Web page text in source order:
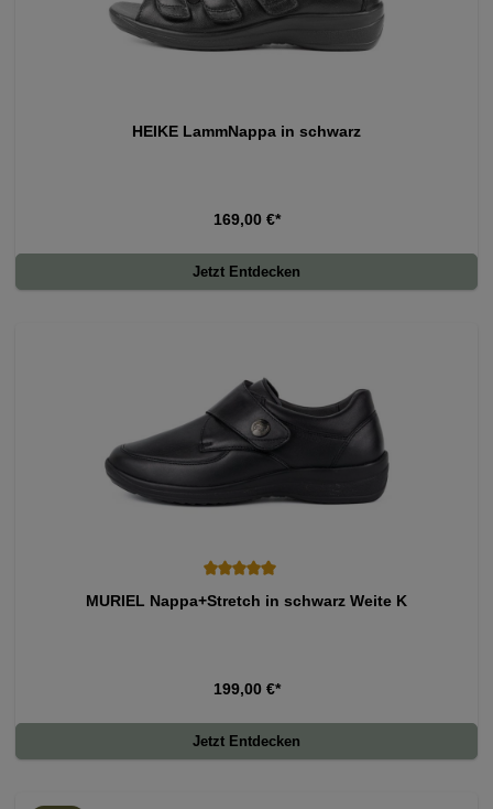
HEIKE LammNappa in schwarz
169,00 €*
Jetzt Entdecken
MURIEL Nappa+Stretch in schwarz Weite K
199,00 €*
Jetzt Entdecken